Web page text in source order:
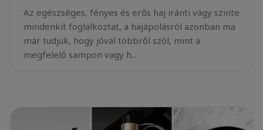
Az egészséges, fényes és erős haj iránti vágy szinte
mindenkit foglalkoztat, a hajápolásról azonban ma
már tudjuk, hogy jóval többről szól, mint a
megfelelő sampon vagy h...